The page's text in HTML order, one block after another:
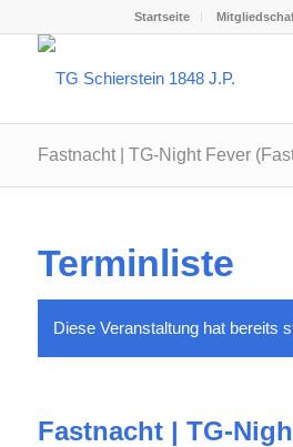
Startseite
Fastnacht | TG-Night Fever
Terminliste
Diese Veranstaltung hat bereits
Fastnacht | TG-